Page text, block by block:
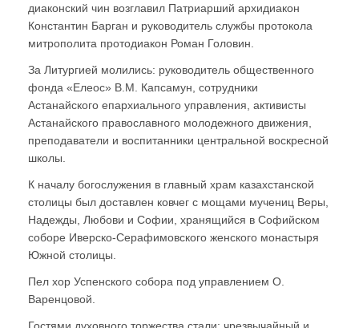
диаконский чин возглавил Патриарший архидиакон
Константин Барган и руководитель службы протокола
митрополита протодиакон Роман Головин.
За Литургией молились: руководитель общественного
фонда «Елеос» В.М. Капсамун, сотрудники
Астанайского епархиального управления, активисты
Астанайского православного молодежного движения,
преподаватели и воспитанники центральной воскресной
школы.
К началу богослужения в главный храм казахстанской
столицы был доставлен ковчег с мощами мучениц Веры,
Надежды, Любови и Софии, хранящийся в Софийском
соборе Иверско-Серафимовского женского монастыря
Южной столицы.
Пел хор Успенского собора под управлением О.
Варенцовой.